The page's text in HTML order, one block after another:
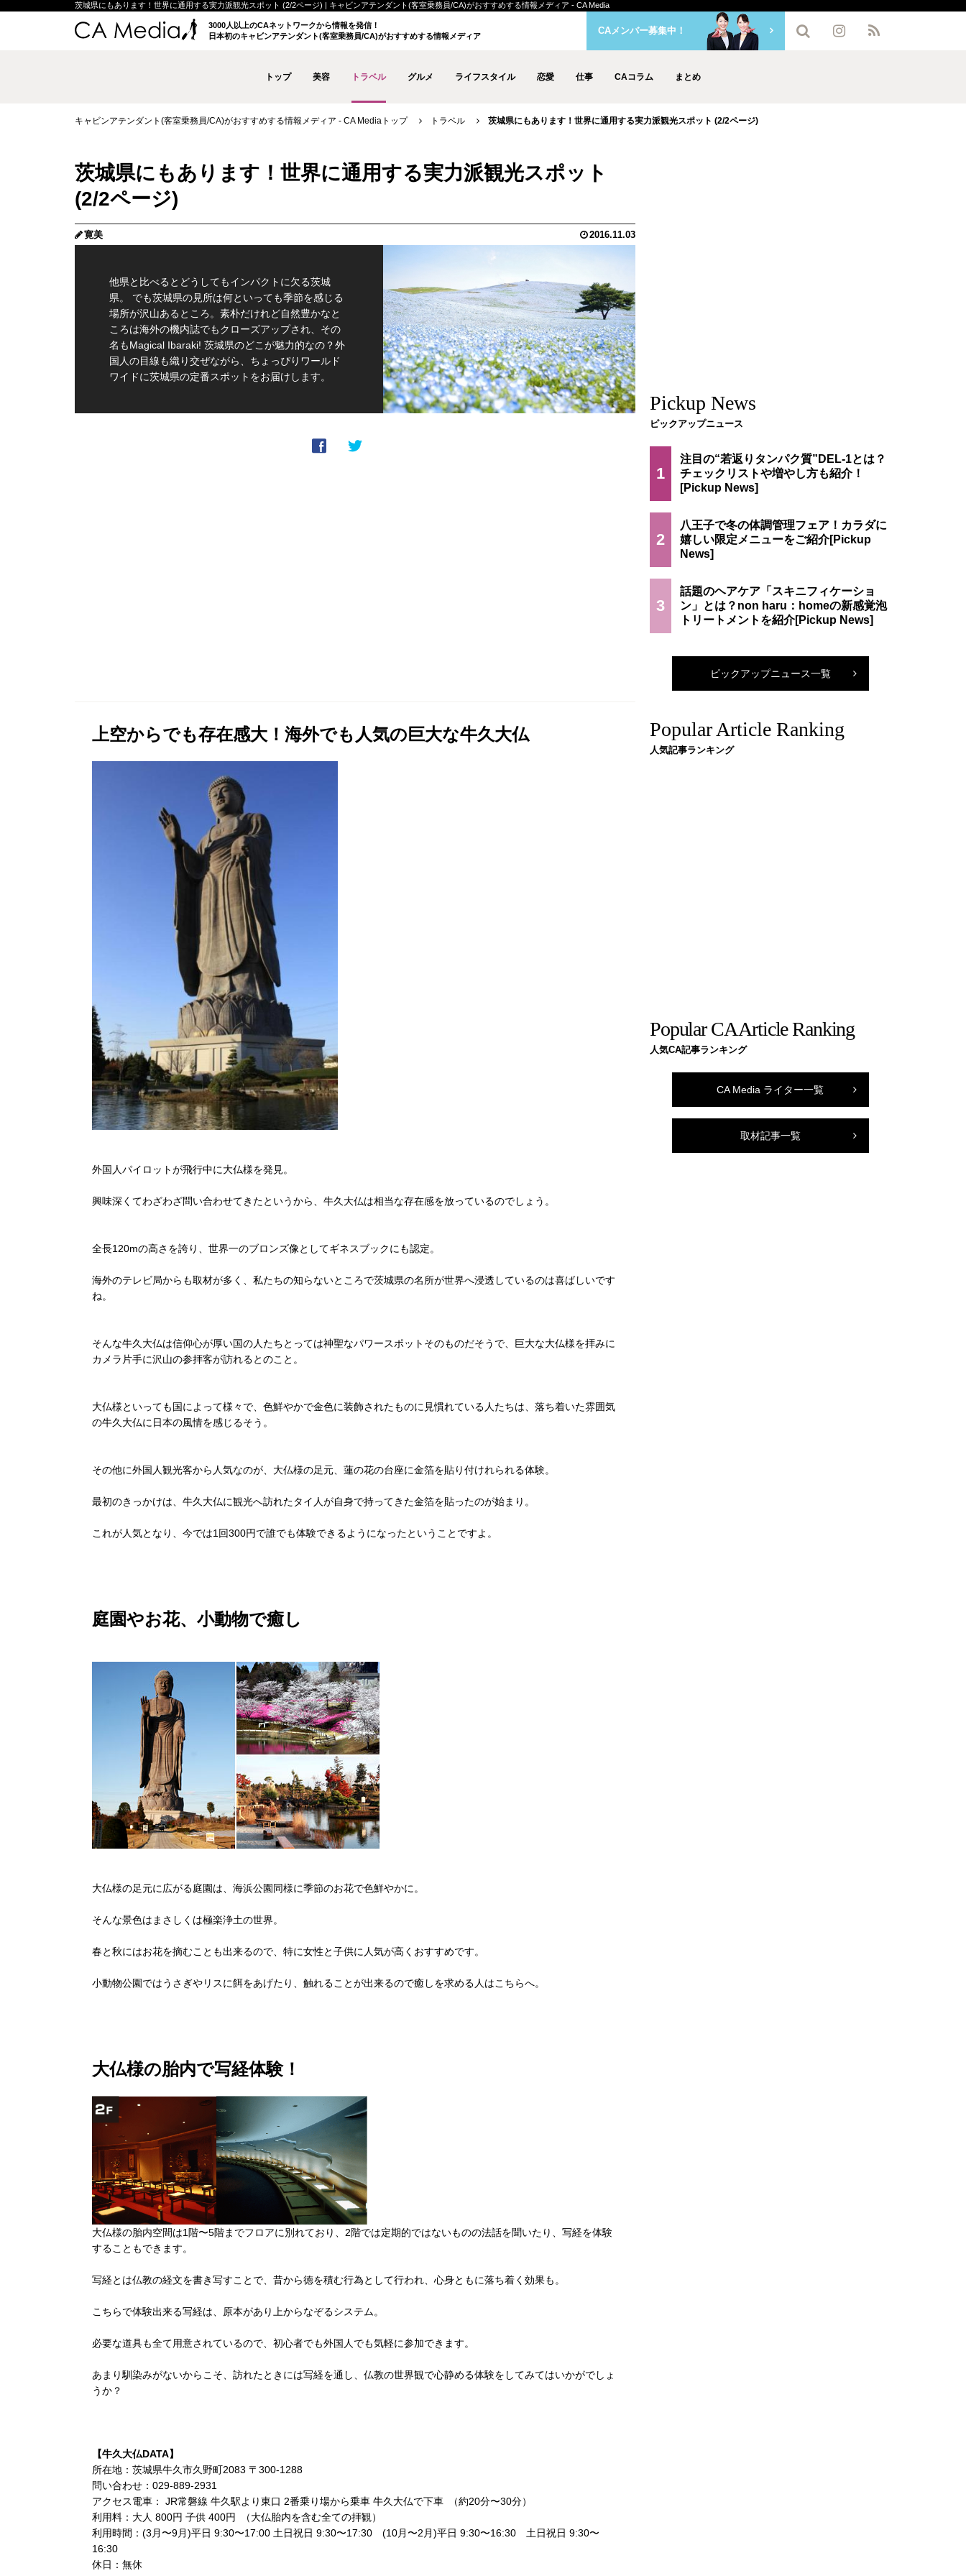
茨城県にもあります！世界に通用する実力派観光スポット (2/2ページ) | キャビンアテンダント(客室乗務員/CA)がおすすめする情報メディア - CA Media
3000人以上のCAネットワークから情報を発信！
日本初のキャビンアテンダント(客室乗務員/CA)がおすすめする情報メディア
トップ 美容 トラベル グルメ ライフスタイル 恋愛 仕事 CAコラム まとめ
CAメンバー募集中！
キャビンアテンダント(客室乗務員/CA)がおすすめする情報メディア - CA Mediaトップ トラベル 茨城県にもあります！世界に通用する実力派観光スポット (2/2ページ)
茨城県にもあります！世界に通用する実力派観光スポット
(2/2ページ)
寛美 2016.11.03
他県と比べるとどうしてもインパクトに欠る茨城
県。 でも茨城県の見所は何といっても季節を感じる
場所が沢山あるところ。素朴だけれど自然豊かなと
ころは海外の機内誌でもクローズアップされ、その
名もMagical Ibaraki! 茨城県のどこが魅力的なの？外
国人の目線も織り交ぜながら、ちょっぴりワールド
ワイドに茨城県の定番スポットをお届けします。
上空からでも存在感大！海外でも人気の巨大な牛久大仏
外国人パイロットが飛行中に大仏様を発見。
興味深くてわざわざ問い合わせてきたというから、牛久大仏は相当な存在感を放っているのでしょう。
全長120mの高さを誇り、世界一のブロンズ像としてギネスブックにも認定。
海外のテレビ局からも取材が多く、私たちの知らないところで茨城県の名所が世界へ浸透しているのは喜ばしいです
ね。
そんな牛久大仏は信仰心が厚い国の人たちとっては神聖なパワースポットそのものだそうで、巨大な大仏様を拝みに
カメラ片手に沢山の参拝客が訪れるとのこと。
大仏様といっても国によって様々で、色鮮やかで金色に装飾されたものに見慣れている人たちは、落ち着いた雰囲気
の牛久大仏に日本の風情を感じるそう。
その他に外国人観光客から人気なのが、大仏様の足元、蓮の花の台座に金箔を貼り付けれられる体験。
最初のきっかけは、牛久大仏に観光へ訪れたタイ人が自身で持ってきた金箔を貼ったのが始まり。
これが人気となり、今では1回300円で誰でも体験できるようになったということですよ。
庭園やお花、小動物で癒し
大仏様の足元に広がる庭園は、海浜公園同様に季節のお花で色鮮やかに。
そんな景色はまさしくは極楽浄土の世界。
春と秋にはお花を摘むことも出来るので、特に女性と子供に人気が高くおすすめです。
小動物公園ではうさぎやリスに餌をあげたり、触れることが出来るので癒しを求める人はこちらへ。
大仏様の胎内で写経体験！
大仏様の胎内空間は1階〜5階までフロアに別れており、2階では定期的ではないものの法話を聞いたり、写経を体験
することもできます。
写経とは仏教の経文を書き写すことで、昔から徳を積む行為として行われ、心身ともに落ち着く効果も。
こちらで体験出来る写経は、原本があり上からなぞるシステム。
必要な道具も全て用意されているので、初心者でも外国人でも気軽に参加できます。
あまり馴染みがないからこそ、訪れたときには写経を通し、仏教の世界観で心静める体験をしてみてはいかがでしょ
うか？
【牛久大仏DATA】
所在地：茨城県牛久市久野町2083 〒300-1288
問い合わせ：029-889-2931
アクセス電車： JR常磐線 牛久駅より東口 2番乗り場から乗車 牛久大仏で下車 （約20分〜30分）
利用料：大人 800円 子供 400円 （大仏胎内を含む全ての拝観）
利用時間：(3月〜9月)平日 9:30〜17:00 土日祝日 9:30〜17:30 (10月〜2月)平日 9:30〜16:30 土日祝日 9:30〜
16:30
休日：無休
Pickup News
ピックアップニュース
1
注目の“若返りタンパク質”DEL-1とは？
チェックリストや増やし方も紹介！
2
八王子で冬の体調管理フェア！カラダに
嬉しい限定メニューをご紹介
3
話題のヘアケア「スキニフィケーショ
ン」とは？non haru：homeの新感覚泡
トリートメントを紹介
ピックアップニュース一覧
Popular Article Ranking
人気記事ランキング
Popular CA Article Ranking
人気CA記事ランキング
CA Media ライター一覧
取材記事一覧